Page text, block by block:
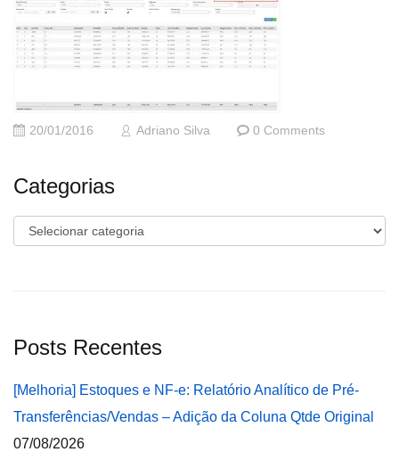
20/01/2016 Adriano Silva 0 Comments
Categorias
Categorias
Posts Recentes
[Melhoria] Estoques e NF-e: Relatório Analítico de Pré-
Transferências/Vendas – Adição da Coluna Qtde Original
07/08/2026